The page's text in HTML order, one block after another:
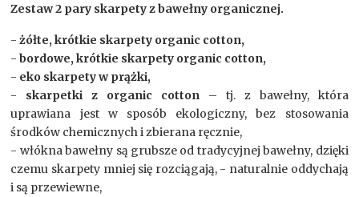
Zestaw 2 pary skarpety z bawełny organicznej.
- żółte, krótkie skarpety organic cotton,
- bordowe, krótkie skarpety organic cotton,
- eko skarpety w prążki,
- skarpetki z organic cotton – tj. z bawełny, która
uprawiana jest w sposób ekologiczny, bez stosowania
środków chemicznych i zbierana ręcznie,
- włókna bawełny są grubsze od tradycyjnej bawełny, dzięki
czemu skarpety mniej się rozciągają, - naturalnie oddychają
i są przewiewne,